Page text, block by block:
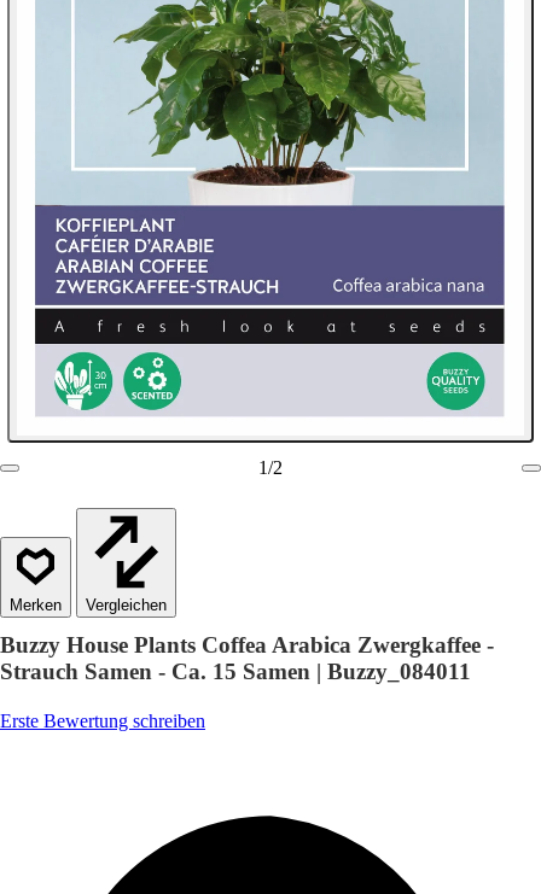
1/2
Vergleichen
Buzzy House Plants Coffea Arabica Zwergkaffee -
Strauch Samen - Ca. 15 Samen | Buzzy_084011
Erste Bewertung schreiben